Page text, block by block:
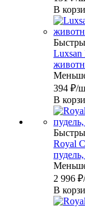
В
394 ₽/
В
Royal
2 996 ₽
В